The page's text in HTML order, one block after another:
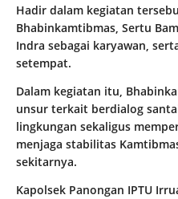
Hadir dalam kegiatan
Bhabinkamtibmas, Sertu
Indra sebagai karyawan,
setempat.
Dalam kegiatan itu,
unsur terkait berdialog
lingkungan sekaligus
menjaga stabilitas
sekitarnya.
Kapolsek Panongan IPTU